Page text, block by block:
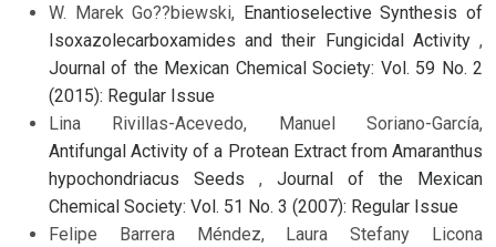
W. Marek Go??biewski, Enantioselective Synthesis of
Isoxazolecarboxamides and their Fungicidal Activity ,
Journal of the Mexican Chemical Society: Vol. 59 No. 2
(2015): Regular Issue
Lina Rivillas-Acevedo, Manuel Soriano-García,
Antifungal Activity of a Protean Extract from Amaranthus
hypochondriacus Seeds , Journal of the Mexican
Chemical Society: Vol. 51 No. 3 (2007): Regular Issue
Felipe Barrera Méndez, Laura Stefany Licona